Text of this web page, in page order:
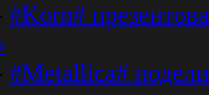
#Korn#
#Metallica#